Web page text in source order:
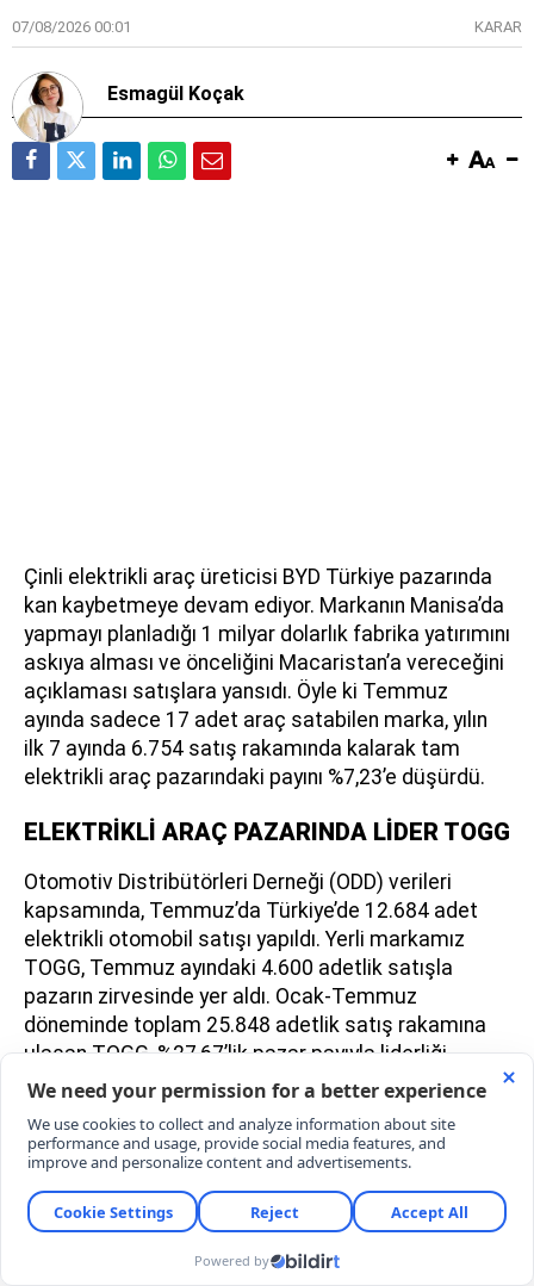
07/08/2026 00:01 KARAR
Esmagül Koçak
Çinli elektrikli araç üreticisi BYD Türkiye pazarında
kan kaybetmeye devam ediyor. Markanın Manisa’da
yapmayı planladığı 1 milyar dolarlık fabrika yatırımını
askıya alması ve önceliğini Macaristan’a vereceğini
açıklaması satışlara yansıdı. Öyle ki Temmuz
ayında sadece 17 adet araç satabilen marka, yılın
ilk 7 ayında 6.754 satış rakamında kalarak tam
elektrikli araç pazarındaki payını %7,23’e düşürdü.
ELEKTRİKLİ ARAÇ PAZARINDA LİDER TOGG
Otomotiv Distribütörleri Derneği (ODD) verileri
kapsamında, Temmuz’da Türkiye’de 12.684 adet
elektrikli otomobil satışı yapıldı. Yerli markamız
TOGG, Temmuz ayındaki 4.600 adetlik satışla
pazarın zirvesinde yer aldı. Ocak-Temmuz
döneminde toplam 25.848 adetlik satış rakamına
ulaşan TOGG, %27,67’lik pazar payıyla liderliği
korudu.